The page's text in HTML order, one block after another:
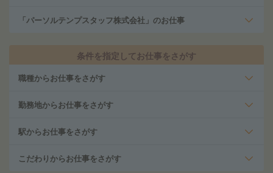
「パーソルテンプスタッフ株式会社」のお仕事
条件を指定してお仕事をさがす
職種からお仕事をさがす
勤務地からお仕事をさがす
駅からお仕事をさがす
こだわりからお仕事をさがす